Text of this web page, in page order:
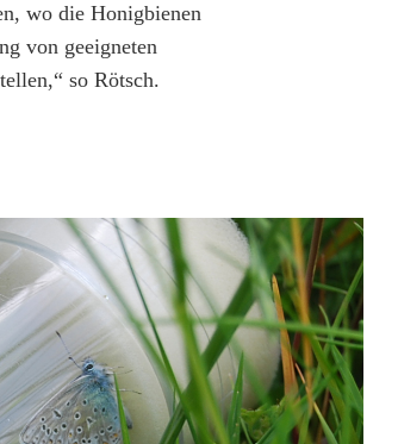
wo die Honigbienen
von geeigneten
so Rötsch.